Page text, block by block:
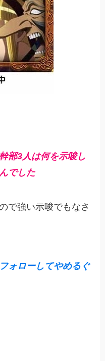
部3人は何を示唆し
でした
で強い示唆でもなさ
ォローしてやめるぐ